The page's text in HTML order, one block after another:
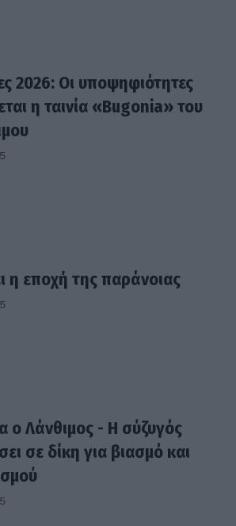
2026: Οι υποψηφιότητες
η ταινία «Bugonia» του
η εποχή της παράνοιας
ο Λάνθιμος - Η σύζυγός
σε δίκη για βιασμό και